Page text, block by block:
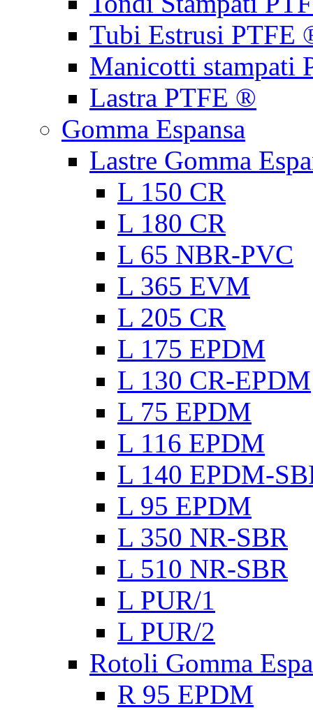
Tubi Estrusi PTFE
Manicotti stampati
Lastra PTFE ®
Gomma Espansa
Lastre Gomma
L 150 CR
L 180 CR
L 65 NBR-PVC
L 365 EVM
L 205 CR
L 175 EPDM
L 130 CR-EPDM
L 75 EPDM
L 116 EPDM
L 140 EPDM-
L 95 EPDM
L 350 NR-SBR
L 510 NR-SBR
L PUR/1
L PUR/2
Rotoli Gomma
R 95 EPDM